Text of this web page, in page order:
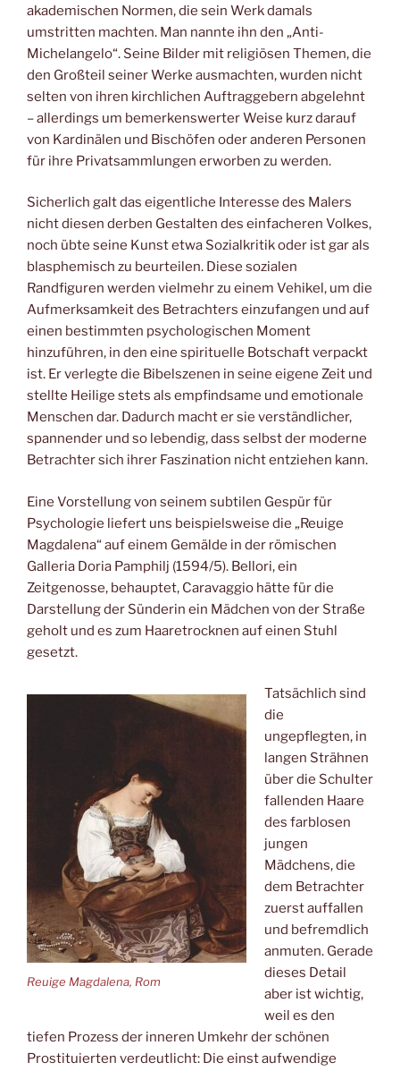
akademischen Normen, die sein Werk damals
umstritten machten. Man nannte ihn den „Anti-
Michelangelo“. Seine Bilder mit religiösen Themen, die
den Großteil seiner Werke ausmachten, wurden nicht
selten von ihren kirchlichen Auftraggebern abgelehnt
– allerdings um bemerkenswerter Weise kurz darauf
von Kardinälen und Bischöfen oder anderen Personen
für ihre Privatsammlungen erworben zu werden.
Sicherlich galt das eigentliche Interesse des Malers
nicht diesen derben Gestalten des einfacheren Volkes,
noch übte seine Kunst etwa Sozialkritik oder ist gar als
blasphemisch zu beurteilen. Diese sozialen
Randfiguren werden vielmehr zu einem Vehikel, um die
Aufmerksamkeit des Betrachters einzufangen und auf
einen bestimmten psychologischen Moment
hinzuführen, in den eine spirituelle Botschaft verpackt
ist. Er verlegte die Bibelszenen in seine eigene Zeit und
stellte Heilige stets als empfindsame und emotionale
Menschen dar. Dadurch macht er sie verständlicher,
spannender und so lebendig, dass selbst der moderne
Betrachter sich ihrer Faszination nicht entziehen kann.
Eine Vorstellung von seinem subtilen Gespür für
Psychologie liefert uns beispielsweise die „Reuige
Magdalena“ auf einem Gemälde in der römischen
Galleria Doria Pamphilj (1594/5). Bellori, ein
Zeitgenosse, behauptet, Caravaggio hätte für die
Darstellung der Sünderin ein Mädchen von der Straße
geholt und es zum Haaretrocknen auf einen Stuhl
gesetzt.
Reuige Magdalena, Rom
Tatsächlich sind
die
ungepflegten, in
langen Strähnen
über die Schulter
fallenden Haare
des farblosen
jungen
Mädchens, die
dem Betrachter
zuerst auffallen
und befremdlich
anmuten. Gerade
dieses Detail
aber ist wichtig,
weil es den
tiefen Prozess der inneren Umkehr der schönen
Prostituierten verdeutlicht: Die einst aufwendige